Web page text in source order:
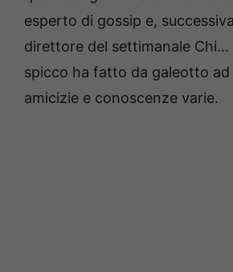
esperto di gossip e,
direttore del settimanale Chi…
spicco ha fatto da galeotto
amicizie e conoscenze varie.